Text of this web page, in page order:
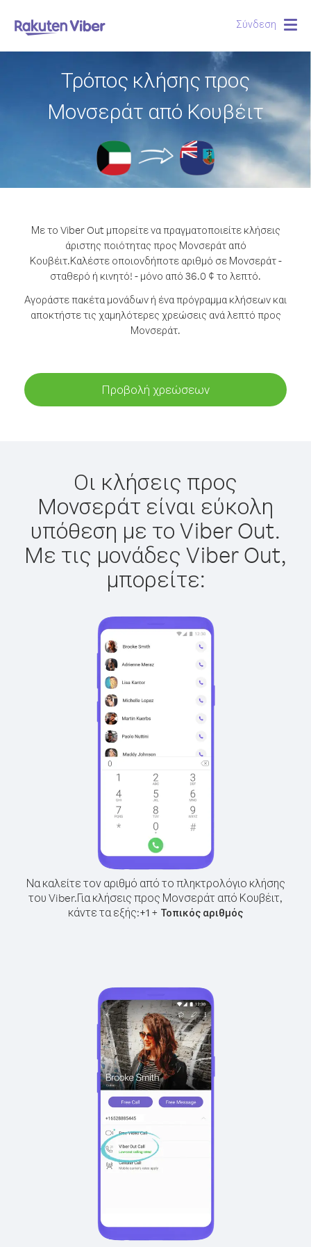
Σύνδεση
Τρόπος κλήσης προς
Μονσεράτ από Κουβέιτ
Με το Viber Out μπορείτε να πραγματοποιείτε κλήσεις
άριστης ποιότητας προς Μονσεράτ από
Κουβέιτ.Καλέστε οποιονδήποτε αριθμό σε Μονσεράτ -
σταθερό ή κινητό! - μόνο από 36.0 ¢ το λεπτό.
Αγοράστε πακέτα μονάδων ή ένα πρόγραμμα κλήσεων και
αποκτήστε τις χαμηλότερες χρεώσεις ανά λεπτό προς
Μονσεράτ.
Προβολή χρεώσεων
Οι κλήσεις προς
Μονσεράτ είναι εύκολη
υπόθεση με το Viber Out.
Με τις μονάδες Viber Out,
μπορείτε:
Να καλείτε τον αριθμό από το πληκτρολόγιο κλήσης
του Viber.Για κλήσεις προς Μονσεράτ από Κουβέιτ,
κάντε τα εξής:+1 + Τοπικός αριθμός